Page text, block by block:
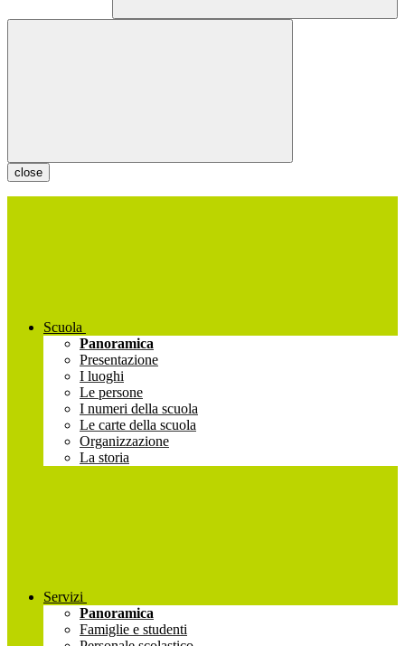
close
Scuola
Panoramica
Presentazione
I luoghi
Le persone
I numeri della scuola
Le carte della scuola
Organizzazione
La storia
Servizi
Panoramica
Famiglie e studenti